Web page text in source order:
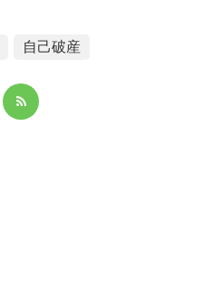
自己破産